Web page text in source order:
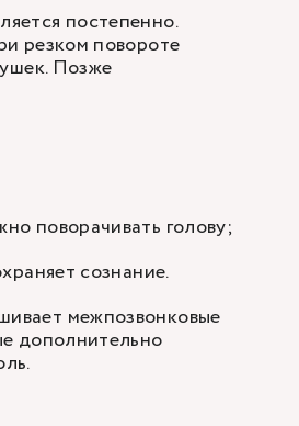
постепенно.
резком повороте
Позже
поворачивать голову;
сознание.
межпозвонковые
дополнительно